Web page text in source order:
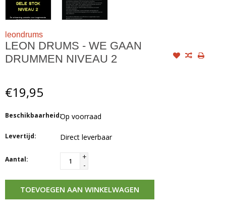
leondrums
LEON DRUMS - WE GAAN
DRUMMEN NIVEAU 2
€19,95
Beschikbaarheid:Op voorraad
Levertijd: Direct leverbaar
Aantal:
+
-
TOEVOEGEN AAN WINKELWAGEN